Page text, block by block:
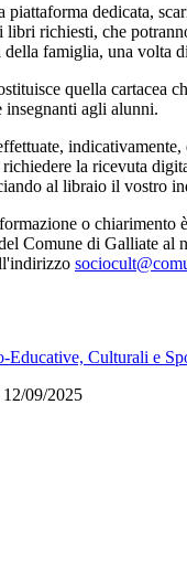
dedicata,
libri richiesti, che
della famiglia, una volta
quella cartacea
insegnanti agli alunni.
la ricevuta
al libraio il vostro
o chiarimento
Comune di Galliate al
Educative, Culturali e
09/2025